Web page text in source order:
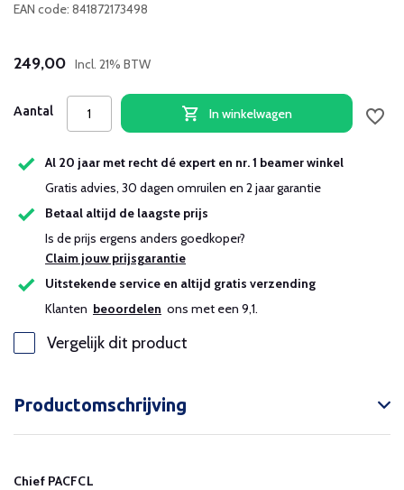
EAN code: 841872173498
249,00 Incl. 21% BTW
Aantal In winkelwagen
Al 20 jaar met recht dé expert en nr. 1 beamer winkel
Gratis advies, 30 dagen omruilen en 2 jaar garantie
Betaal altijd de laagste prijs
Is de prijs ergens anders goedkoper?
Claim jouw prijsgarantie
Uitstekende service en altijd gratis verzending
Klanten beoordelen ons met een 9,1.
Vergelijk dit product
Productomschrijving
Chief PACFCL